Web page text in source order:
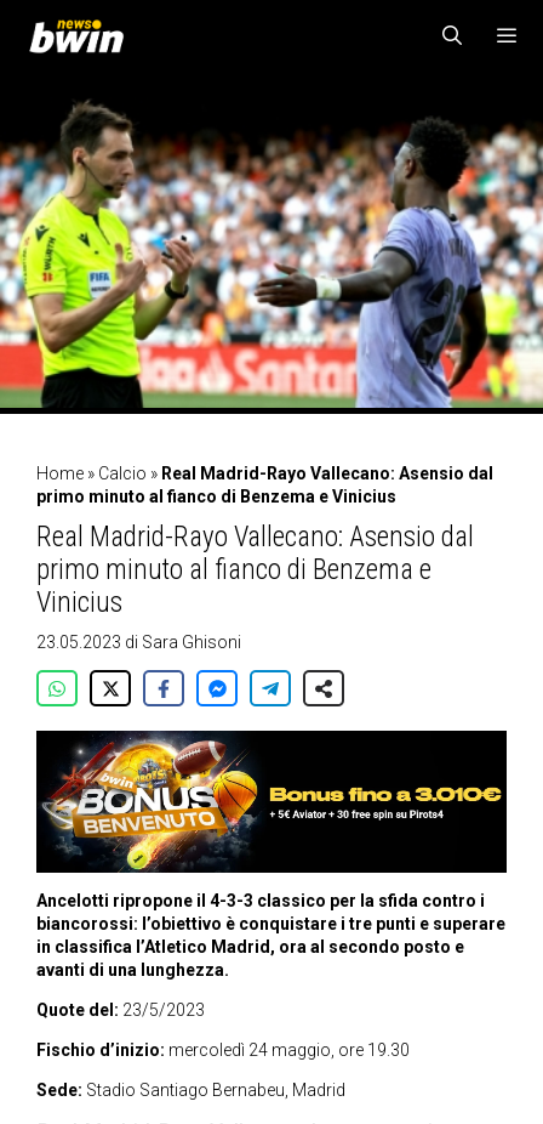
contenuto
Home » Calcio » Real Madrid-Rayo Vallecano: Asensio dal
primo minuto al fianco di Benzema e Vinicius
Real Madrid-Rayo Vallecano: Asensio dal
primo minuto al fianco di Benzema e
Vinicius
23.05.2023 di Sara Ghisoni
Ancelotti ripropone il 4-3-3 classico per la sfida contro i
biancorossi: l’obiettivo è conquistare i tre punti e superare
in classifica l’Atletico Madrid, ora al secondo posto e
avanti di una lunghezza.
Quote del: 23/5/2023
Fischio d’inizio: mercoledì 24 maggio, ore 19.30
Sede: Stadio Santiago Bernabeu, Madrid